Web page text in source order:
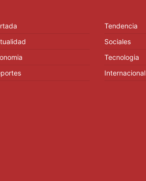
Tendencia
Sociales
Tecnologia
Internacional